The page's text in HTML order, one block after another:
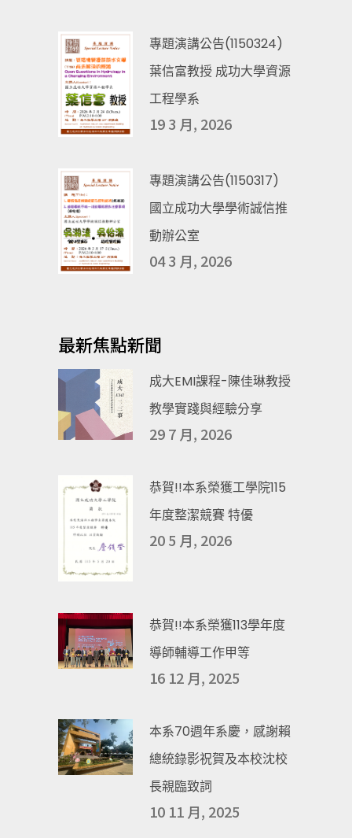
專題演講公告(1150324)
葉信富教授 成功大學資源
工程學系
19 3 月, 2026
專題演講公告(1150317)
國立成功大學學術誠信推
動辦公室
04 3 月, 2026
最新焦點新聞
成大EMI課程-陳佳琳教授
教學實踐與經驗分享
29 7 月, 2026
恭賀!!本系榮獲工學院115
年度整潔競賽 特優
20 5 月, 2026
恭賀!!本系榮獲113學年度
導師輔導工作甲等
16 12 月, 2025
本系70週年系慶，感謝賴
總統錄影祝賀及本校沈校
長親臨致詞
10 11 月, 2025